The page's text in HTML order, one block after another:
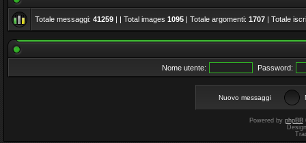
Totale messaggi: 41259 | | Total images 1095 | Totale argomenti: 1707 | Totale
Nome utente: Password:
Nuovo messaggi
Powered by phpBB